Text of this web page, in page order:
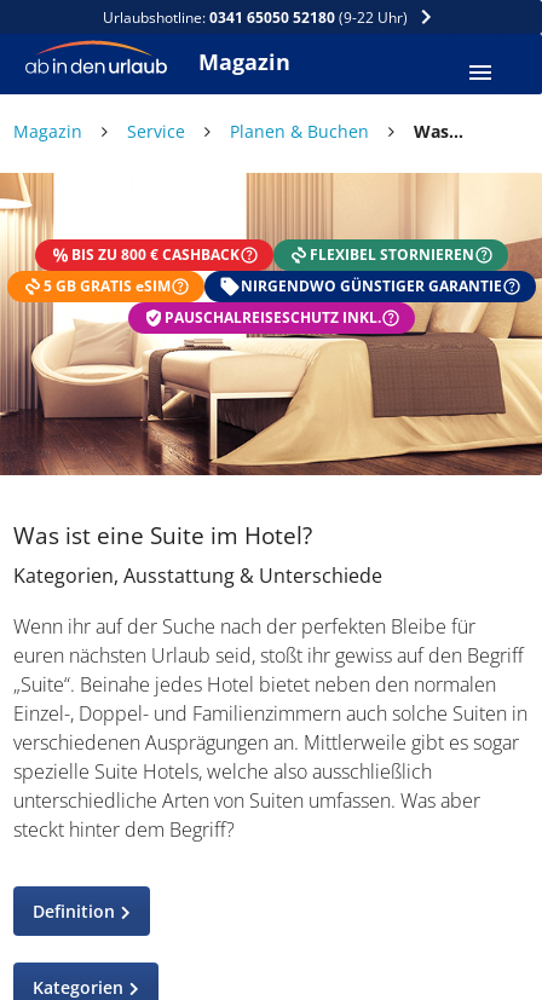
Urlaubshotline:0341 65050 52180(9-22 Uhr)
Magazin
Magazin Service Planen & Buchen Was ist eine Suite im Hotel?
BIS ZU 800 € CASHBACK
FLEXIBEL STORNIEREN
5 GB GRATIS eSIM
NIRGENDWO GÜNSTIGER GARANTIE
PAUSCHALREISESCHUTZ INKL.
Was ist eine Suite im Hotel?
Kategorien, Ausstattung & Unterschiede
Wenn ihr auf der Suche nach der perfekten Bleibe für
euren nächsten Urlaub seid, stoßt ihr gewiss auf den
Begriff „Suite“. Beinahe jedes Hotel bietet neben den
normalen Einzel-, Doppel- und Familienzimmern auch
solche Suiten in verschiedenen Ausprägungen an.
Mittlerweile gibt es sogar spezielle Suite Hotels, welche
also ausschließlich unterschiedliche Arten von Suiten
umfassen. Was aber steckt hinter dem Begriff?
Definition
Kategorien
Exklusiv: Nur in der ab in den urlaub App
☀️ Bis zu 1.000 € Sommer Cashback
📱 App gratis herunterladen
🧝 Konto anlegen oder einloggen
✅ Sommer Cashback ist automatisch aktiviert